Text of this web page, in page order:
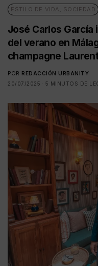
ESTILO DE VIDA , SOCIEDAD
José Carlos
del verano en
champagne
POR REDACCIÓN URBANITY
20/07/2025
5 MINUTOS DE